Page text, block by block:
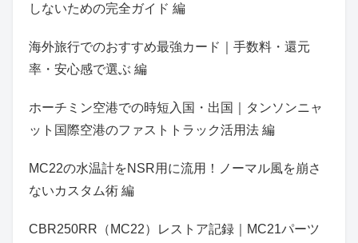
しないための完全ガイド 編
海外旅行でのおすすめ最強カード｜手数料・還元
率・安心感で選ぶ 編
ホーチミン空港での時短入国・出国｜タンソンニャ
ット国際空港のファストトラック活用法 編
MC22の水温計をNSR用に流用！ノーマル風を崩さ
ないカスタム術 編
CBR250RR（MC22）レストア記録｜MC21パーツ